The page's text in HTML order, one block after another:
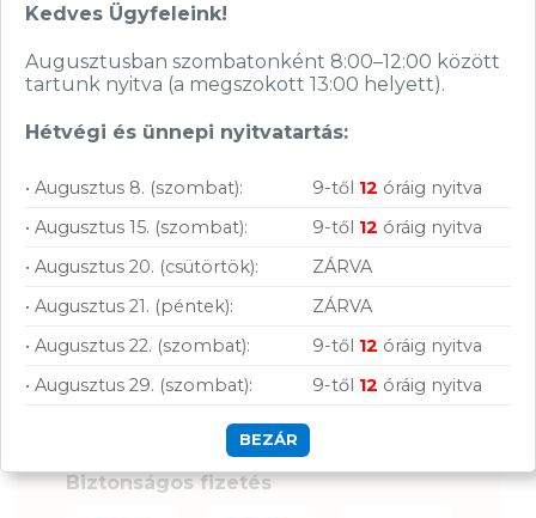
Gyors kiszállítás
Raktáron lévő termékeink legkésőbb a
megrendelést követkető munkanapon
Biztonságos fizetés
Kedves Ügyfeleink!
Augusztusban szombatonként 8:00–12:00 között
tartunk nyitva (a megszokott 13:00 helyett).
Hétvégi és ünnepi nyitvatartás:
• Augusztus 8. (szombat): 9-től 12 óráig nyitva
• Augusztus 15. (szombat):
9-től 12 óráig nyitva
• Augusztus 20. (csütörtök):
ZÁRVA
• Augusztus 21. (péntek):
ZÁRVA
• Augusztus 22. (szombat):
9-től 12 óráig nyitva
• Augusztus 29. (szombat):
9-től 12 óráig nyitva
BEZÁR